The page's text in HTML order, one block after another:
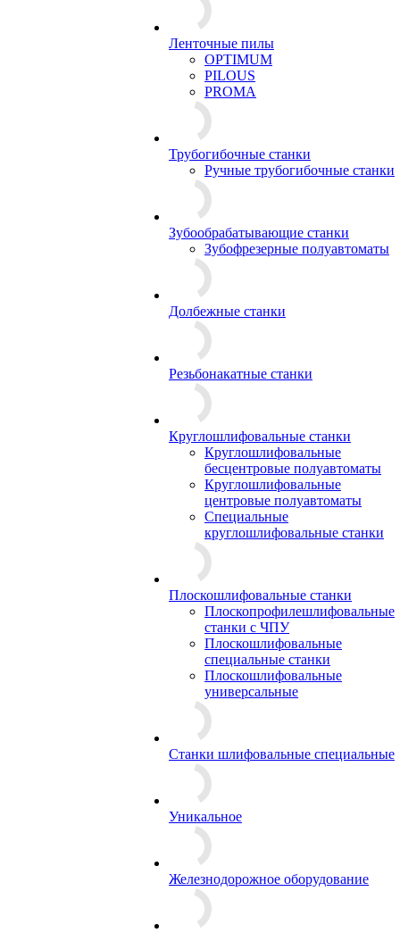
Ленточные пилы
OPTIMUM
PILOUS
PROMA
Трубогибочные станки
Ручные трубогибочные станки
Зубообрабатывающие станки
Зубофрезерные полуавтоматы
Долбежные станки
Резьбонакатные станки
Круглошлифовальные станки
Круглошлифовальные
бесцентровые полуавтоматы
Круглошлифовальные
центровые полуавтоматы
Специальные
круглошлифовальные станки
Плоскошлифовальные станки
Плоскопрофилешлифовальные
станки с ЧПУ
Плоскошлифовальные
специальные станки
Плоскошлифовальные
универсальные
Станки шлифовальные специальные
Уникальное
Железнодорожное оборудование